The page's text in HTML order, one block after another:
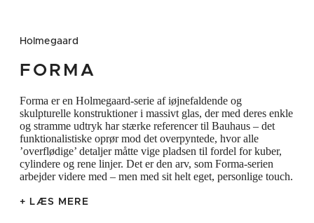
de andre Forma produkter.
Holmegaard
FORMA
Forma er en Holmegaard-serie af iøjnefaldende og
skulpturelle konstruktioner i massivt glas, der med deres enkle
og stramme udtryk har stærke referencer til Bauhaus – det
funktionalistiske oprør mod det overpyntede, hvor alle
’overflødige’ detaljer måtte vige pladsen til fordel for kuber,
cylindere og rene linjer. Det er den arv, som Forma-serien
arbejder videre med – men med sit helt eget, personlige touch.
+ LÆS MERE